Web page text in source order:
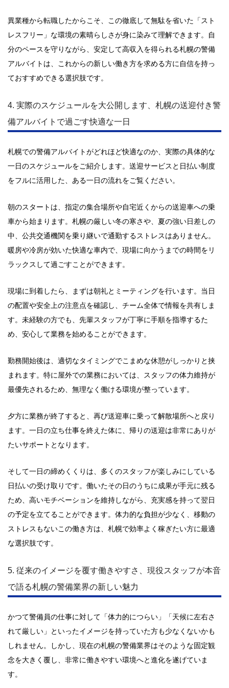
異業種から転職したからこそ、この徹底して無駄を省いた「スト
レスフリー」な環境の素晴らしさが身に染みて理解できます。自
分のペースを守りながら、安定して高収入を得られる札幌の警備
アルバイトは、これからの新しい働き方を求める方に自信を持っ
ておすすめできる選択肢です。
4. 実際のスケジュールを大公開します、札幌の送迎付き警
備アルバイトで過ごす快適な一日
札幌での警備アルバイトがどれほど快適なのか、実際の具体的な
一日のスケジュールをご紹介します。送迎サービスと日払い制度
をフルに活用した、ある一日の流れをご覧ください。
朝のスタートは、指定の集合場所や自宅近くからの送迎車への乗
車から始まります。札幌の厳しい冬の寒さや、夏の強い日差しの
中、公共交通機関を乗り継いで通勤するストレスはありません。
暖房や冷房が効いた快適な車内で、現場に向かうまでの時間をリ
ラックスして過ごすことができます。
現場に到着したら、まずは朝礼とミーティングを行います。当日
の配置や安全上の注意点を確認し、チーム全体で情報を共有しま
す。未経験の方でも、先輩スタッフが丁寧に手順を指導するた
め、安心して業務を始めることができます。
勤務開始後は、適切なタイミングでこまめな休憩がしっかりと挟
まれます。特に屋外での業務においては、スタッフの体力維持が
最優先されるため、無理なく働ける環境が整っています。
夕方に業務が終了すると、再び送迎車に乗って解散場所へと戻り
ます。一日の立ち仕事を終えた体に、帰りの送迎は非常にありが
たいサポートとなります。
そして一日の締めくくりは、多くのスタッフが楽しみにしている
日払いの受け取りです。働いたその日のうちに成果が手元に残る
ため、高いモチベーションを維持しながら、充実感を持って翌日
の予定を立てることができます。体力的な負担が少なく、移動の
ストレスもないこの働き方は、札幌で効率よく稼ぎたい方に最適
な選択肢です。
5. 従来のイメージを覆す働きやすさ、現役スタッフが本音
で語る札幌の警備業界の新しい魅力
かつて警備員の仕事に対して「体力的につらい」「天候に左右さ
れて厳しい」といったイメージを持っていた方も少なくないかも
しれません。しかし、現在の札幌の警備業界はそのような固定観
念を大きく覆し、非常に働きやすい環境へと進化を遂げていま
す。